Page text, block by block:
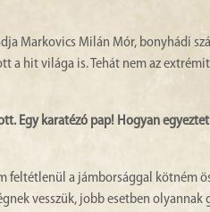
Markovics Milán Mór, bonyhádi
a hit világa is. Tehát nem az
Egy karatézó pap! Hogyan
a jámborsággal kötném
vesszük, jobb esetben